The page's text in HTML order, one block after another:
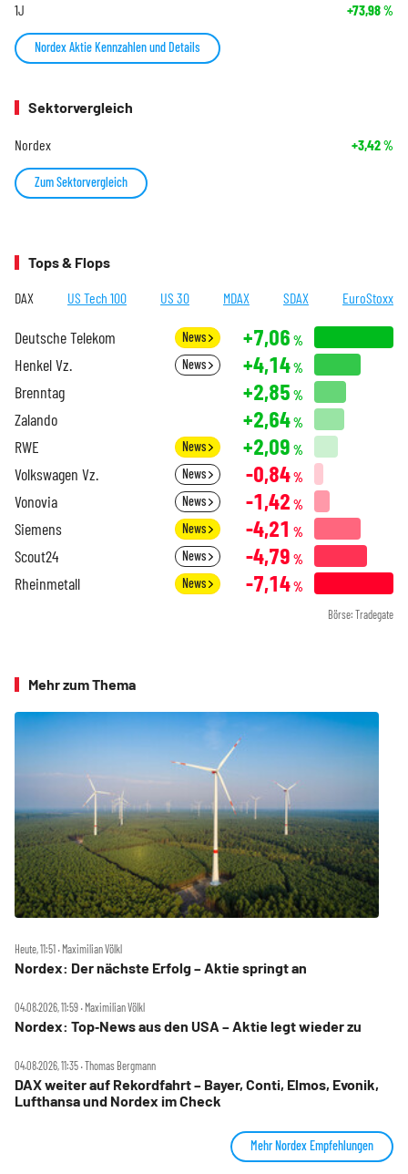
1J +73,98%
Nordex Aktie Kennzahlen und Details
Sektorvergleich
Nordex +3,42%
Zum Sektorvergleich
Tops & Flops
DAX US Tech 100 US 30 MDAX SDAX EuroStoxx
Deutsche Telekom News +7,06 %
Henkel Vz. News +4,14%
Brenntag +2,85 %
Zalando +2,64%
RWE News +2,09 %
Volkswagen Vz. News -0,84%
Vonovia News -1,42 %
Siemens News -4,21 %
Scout24 News -4,79 %
Rheinmetall News -7,14%
Börse: Tradegate
Mehr zum Thema
Heute, 11:51 ‧ Maximilian Völkl
Nordex: Der nächste Erfolg – Aktie springt an
04.08.2026, 11:59 ‧ Maximilian Völkl
Nordex: Top‑News aus den USA – Aktie legt wieder zu
04.08.2026, 11:35 ‧ Thomas Bergmann
DAX weiter auf Rekordfahrt – Bayer, Conti, Elmos, Evonik,
Lufthansa und Nordex im Check
Mehr Nordex Empfehlungen